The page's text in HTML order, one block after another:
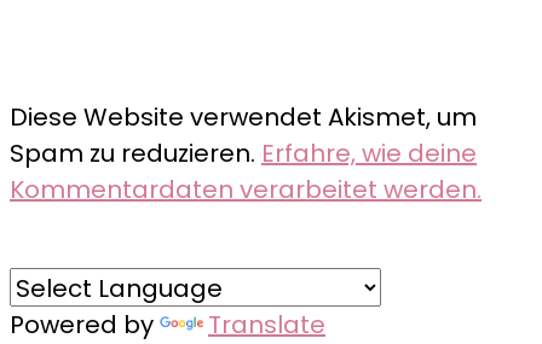
Diese Website verwendet Akismet, um
Spam zu reduzieren. Erfahre, wie deine
Kommentardaten verarbeitet werden.
Powered by Translate